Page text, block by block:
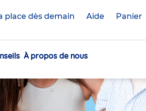
place dès demain Aide Panier
À propos de nous